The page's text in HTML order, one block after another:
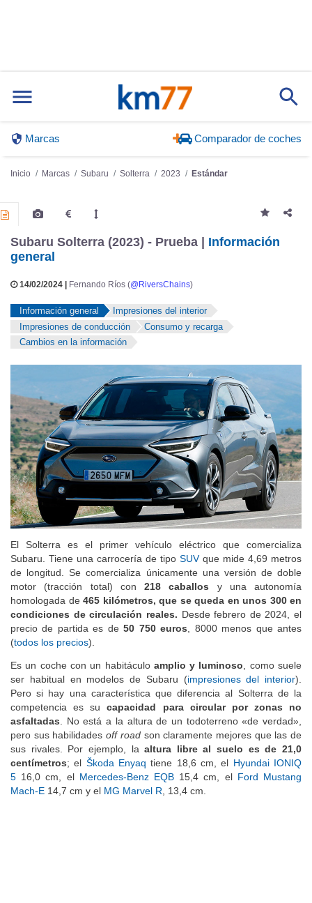
Subaru Solterra (2023) - Prueba |
general
Información general
Impresiones del interior
Impresiones de conducción
El Solterra es el primer vehículo eléctrico que comercializa
Subaru. Tiene una carrocería de tipoSUV que mide 4,69 metros
de longitud. Se comercializa únicamente una versión de doble
motor (tracción total) con218 caballosy una autonomía
homologada de465 kilómetros, que se queda en unos 300 en
condiciones de circulación reales.Desde febrero de 2024, el
precio de partida es de
Es un coche con un habitáculoamplio y luminoso , como suele
ser habitual en modelos de Subaru (impresiones del interior).
Pero si hay una característica que diferencia al Solterra de la
competencia es sucapacidad para circular por zonas no
asfaltadas. No está a la altura de un todoterreno «de verdad»,
pero sus habilidadesoff road son claramente mejores que las de
sus rivales. Por ejemplo, laaltura libre al suelo es de 21,0
centímetros ; elŠkoda Enyaqtiene 18,6 cm, el Hyundai IONIQ
516,0 cm, elMercedes-Benz EQB15,4 cm, el